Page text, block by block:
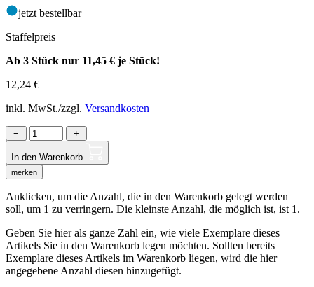
jetzt bestellbar
Staffelpreis
Ab 3 Stück nur 11,45 € je Stück!
12,24 €
inkl. MwSt./zzgl. Versandkosten
− +
In den Warenkorb
merken
Anklicken, um die Anzahl, die in den Warenkorb gelegt werden
soll, um 1 zu verringern. Die kleinste Anzahl, die möglich ist, ist 1.
Geben Sie hier als ganze Zahl ein, wie viele Exemplare dieses
Artikels Sie in den Warenkorb legen möchten. Sollten bereits
Exemplare dieses Artikels im Warenkorb liegen, wird die hier
angegebene Anzahl diesen hinzugefügt.